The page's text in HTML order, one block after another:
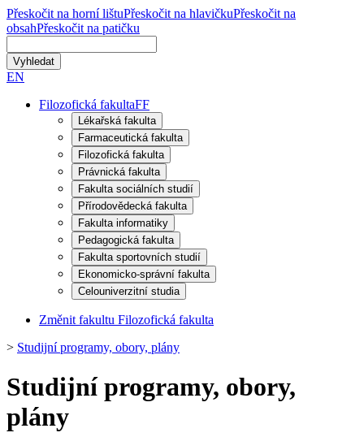
Přeskočit na horní lištuPřeskočit na hlavičkuPřeskočit na
obsahPřeskočit na patičku
EN
Filozofická fakultaFF
Lékařská fakulta
Farmaceutická fakulta
Filozofická fakulta
Právnická fakulta
Fakulta sociálních studií
Přírodovědecká fakulta
Fakulta informatiky
Pedagogická fakulta
Fakulta sportovních studií
Ekonomicko-správní fakulta
Celouniverzitní studia
Změnit fakultu Filozofická fakulta
> Studijní programy, obory, plány
Studijní programy, obory,
plány